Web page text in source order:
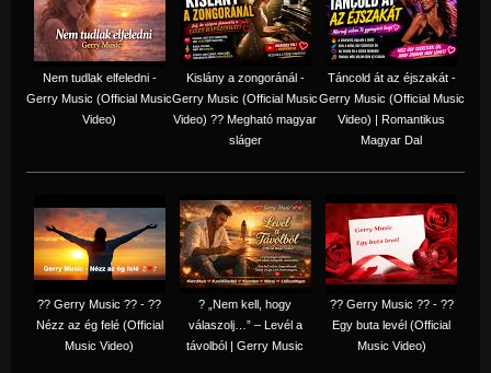
Nem tudlak elfeledni -
Gerry Music (Official Music
Video)
Kislány a zongoránál -
Gerry Music (Official Music
Video) ?? Megható magyar
sláger
Táncold át az éjszakát -
Gerry Music (Official Music
Video) | Romantikus
Magyar Dal
?? Gerry Music ?? - ??
Nézz az ég felé (Official
Music Video)
? „Nem kell, hogy
válaszolj…” – Levél a
távolból | Gerry Music
?? Gerry Music ?? - ??
Egy buta levél (Official
Music Video)